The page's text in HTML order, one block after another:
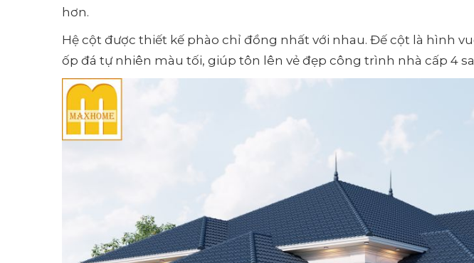
hơn.
Hệ cột được thiết kế phào chỉ đồng nhất với nhau. Đế cột là hình
ốp đá tự nhiên màu tối, giúp tôn lên vẻ đẹp công trình nhà cấp 4